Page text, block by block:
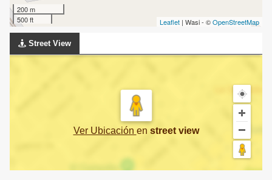
200 m
500 ft
Leaflet | Wasi - ©OpenStreetMap
Street View
Ver Ubicación en street view